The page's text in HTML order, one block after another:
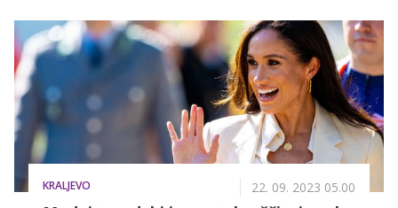
Posledično ne napredujejo po pričakovanjih, bistveno
zmanjšajo ugodje med samim tekom, za piko na i pa
tvegajo tudi kakšno nepotrebno poškodbo. V
nadaljevanju preverite, katerim napakam se je
priporočljivo izogniti za maksimalen užitek med tekom
in lažje doseganje tekaških ciljev.
KRALJEVO 22. 09. 2023 05.00